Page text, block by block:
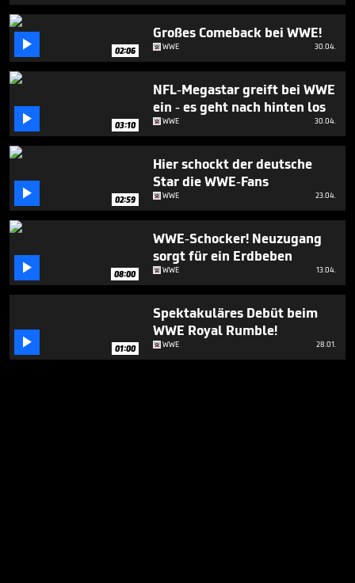
 02:06
Großes Comeback bei WWE!
WWE 30.04.
 03:10
NFL-Megastar greift bei WWE
ein - es geht nach hinten los
WWE 30.04.
 02:59
Hier schockt der deutsche
Star die WWE-Fans
WWE 23.04.
 08:00
WWE-Schocker! Neuzugang
sorgt für ein Erdbeben
WWE 13.04.
 01:00
Spektakuläres Debüt beim
WWE Royal Rumble!
WWE 28.01.